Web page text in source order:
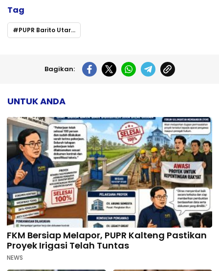
Tag
PUPR Barito Utara Tegaskan Komitmen Bangun Infrastruktur Tangguh pada Peringatan Hari Bakti ke-80
Bagikan:
UNTUK ANDA
FKM Bersiap Melapor, PUPR Kalteng Pastikan
Proyek Irigasi Telah Tuntas
NEWS